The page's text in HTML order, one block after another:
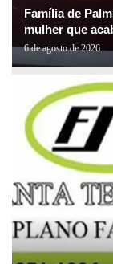
Família de
mulher que
6 de agosto de 2026